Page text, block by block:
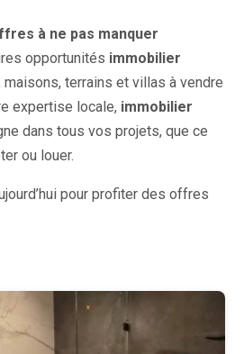
à ne pas manquer
opportunités immobilier
maisons, terrains et villas à vendre
expertise locale, immobilier
dans tous vos projets, que ce
ou louer.
pour profiter des offres